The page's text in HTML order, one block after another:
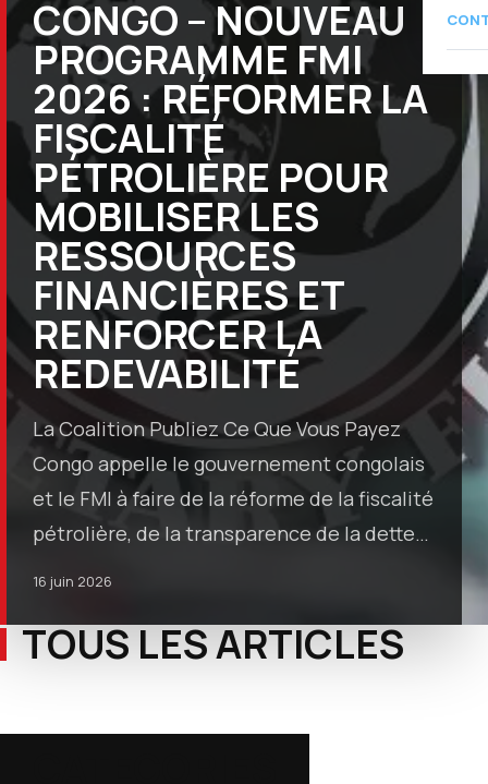
CONGO – NOUVEAU
PROGRAMME FMI
2026 : RÉFORMER LA
FISCALITÉ
PÉTROLIÈRE POUR
MOBILISER LES
RESSOURCES
FINANCIÈRES ET
RENFORCER LA
REDEVABILITÉ
La Coalition Publiez Ce Que Vous Payez
Congo appelle le gouvernement congolais
et le FMI à faire de la réforme de la fiscalité
pétrolière, de la transparence de la dette…
16 juin 2026
TOUS LES ARTICLES